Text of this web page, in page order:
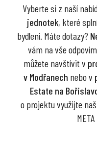
Vyberte si z naší
jednotek, které
bydlení. Máte dotazy?
vám na vše
můžete navštívit v
v Modřanech nebo v
Estate na
o projektu využijte